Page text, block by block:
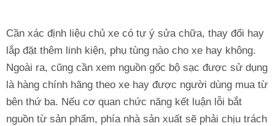
Cần xác định liệu chủ xe có tự ý sửa chữa, thay đổi hay
lắp đặt thêm linh kiện, phụ tùng nào cho xe hay không.
Ngoài ra, cũng cần xem nguồn gốc bộ sạc được sử dụng
là hàng chính hãng theo xe hay được người dùng mua từ
bên thứ ba. Nếu cơ quan chức năng kết luận lỗi bắt
nguồn từ sản phẩm, phía nhà sản xuất sẽ phải chịu trách